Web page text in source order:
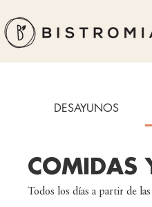
DESAYUNOS
COMIDAS
Todos los días a partir de